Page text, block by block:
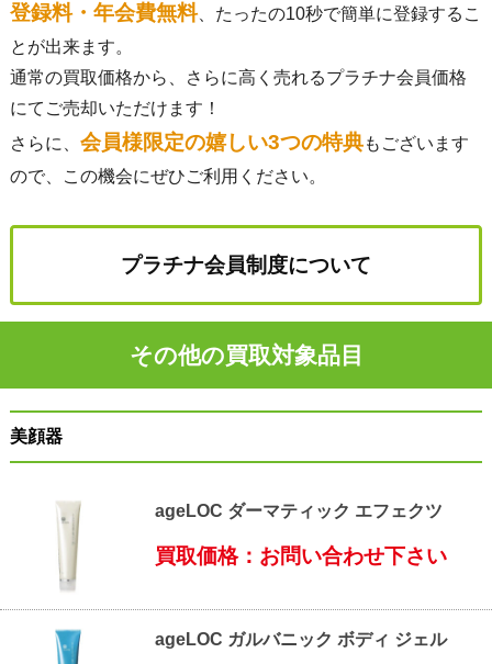
登録料・年会費無料、たったの10秒で簡単に登録するこ
とが出来ます。
通常の買取価格から、さらに高く売れるプラチナ会員価格
にてご売却いただけます！
さらに、 会員様限定の嬉しい3つの特典もございます
ので、この機会にぜひご利用ください。
プラチナ会員制度について
その他の買取対象品目
美顔器
ageLOC ダーマティック エフェクツ
買取価格：お問い合わせ下さい
ageLOC ガルバニック ボディ ジェル